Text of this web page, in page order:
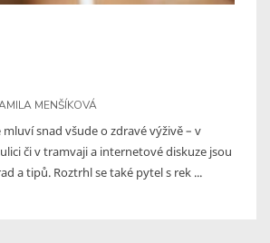
MENŠÍKOVÁ
snad všude o zdravé výživě – v
či v tramvaji a internetové diskuze jsou
a tipů. Roztrhl se také pytel s rek ...